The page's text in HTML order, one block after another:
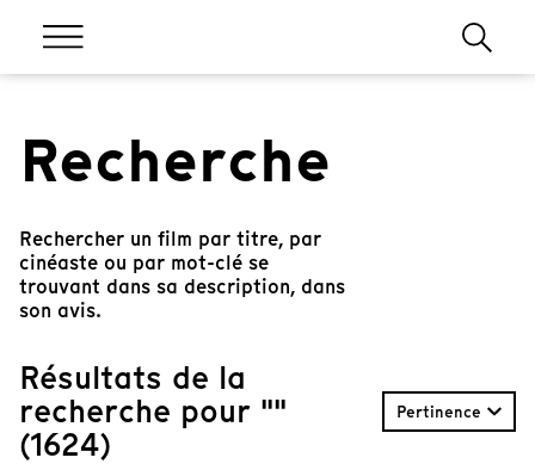
Recherche
Rechercher un film par titre, par
cinéaste ou par mot-clé se
trouvant dans sa description, dans
son avis.
Résultats de la
recherche pour ""
(1624)
Pertinence